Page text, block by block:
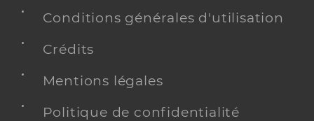
Conditions générales d'utilisation
Crédits
Mentions légales
Politique de confidentialité